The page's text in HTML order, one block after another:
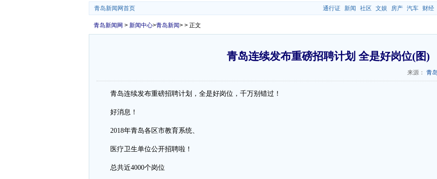
青岛新闻网首页 通行证 新闻 社区 文娱 房产 汽车 财经
青岛新闻网 > 新闻中心>青岛新闻> > 正文
青岛连续发布重磅招聘计划 全是好岗位(图)
来源： 青
青岛连续发布重磅招聘计划，全是好岗位，千万别错过！
好消息！
2018年青岛各区市教育系统、
医疗卫生单位公开招聘啦！
总共近4000个岗位